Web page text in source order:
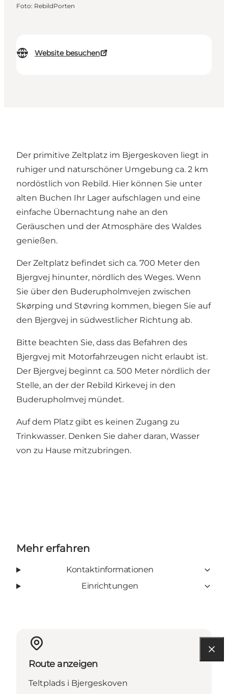
Website besuchen
Foto: RebildPorten
Der primitive Zeltplatz im Bjergeskoven liegt in
ruhiger und naturschöner Umgebung ca. 2 km
nordöstlich von Rebild. Hier können Sie unter
alten Buchen Ihr Lager aufschlagen und eine
einfache Übernachtung nahe an den
Geräuschen und der Atmosphäre des Waldes
genießen.
Der Zeltplatz befindet sich ca. 700 Meter den
Bjergvej hinunter, nördlich des Weges. Wenn
Sie über den Buderupholmvejen zwischen
Skørping und Støvring kommen, biegen Sie auf
den Bjergvej in südwestlicher Richtung ab.
Bitte beachten Sie, dass das Befahren des
Bjergvej mit Motorfahrzeugen nicht erlaubt ist.
Der Bjergvej beginnt ca. 500 Meter nördlich der
Stelle, an der der Rebild Kirkevej in den
Buderupholmvej mündet.
Auf dem Platz gibt es keinen Zugang zu
Trinkwasser. Denken Sie daher daran, Wasser
von zu Hause mitzubringen.
Mehr erfahren
Kontaktinformationen
Einrichtungen
Route anzeigen
Teltplads i Bjergeskoven